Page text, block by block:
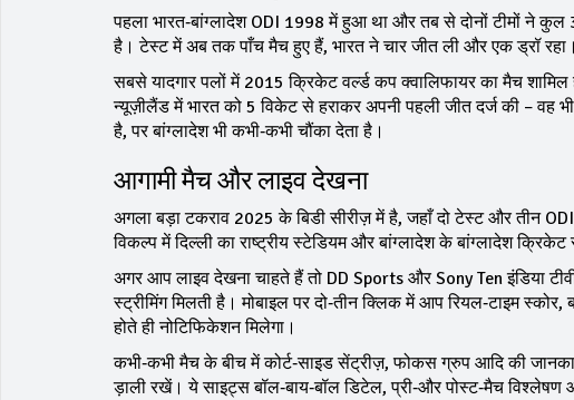
पहला भारत‑बांग्लादेश ODI 1998 में हुआ था और तब से दोनों टीमों ने
है। टेस्ट में अब तक पाँच मैच हुए हैं, भारत ने चार जीत ली और एक ड्रॉ
सबसे यादगार पलों में 2015 क्रिकेट वर्ल्ड कप क्वालिफायर का मैच
न्यूज़ीलैंड में भारत को 5 विकेट से हराकर अपनी पहली जीत दर्ज की – वह
है, पर बांग्लादेश भी कभी‑कभी चौंका देता है।
आगामी मैच और लाइव देखना
अगला बड़ा टकराव 2025 के बिडी सीरीज़ में है, जहाँ दो टेस्ट और तीन
विकल्प में दिल्ली का राष्ट्रीय स्टेडियम और बांग्लादेश के बांग्लादेश क्रिकेट
अगर आप लाइव देखना चाहते हैं तो DD Sports और Sony Ten इंडिया
स्ट्रीमिंग मिलती है। मोबाइल पर दो‑तीन क्लिक में आप रियल‑टाइम
होते ही नोटिफिकेशन मिलेगा।
कभी‑कभी मैच के बीच में कोर्ट‑साइड सेंट्रीज़, फोकस ग्रुप आदि की
ड़ाली रखें। ये साइट्स बॉल‑बाय‑बॉल डिटेल, प्री‑और पोस्ट‑मैच विश्लेषण